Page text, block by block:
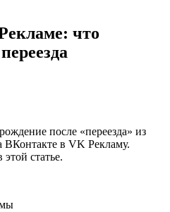
что
после «переезда» из
ВКонтакте в VK Рекламу.
статье.